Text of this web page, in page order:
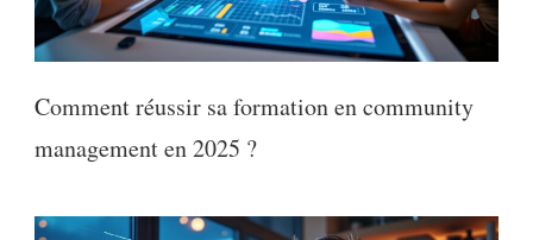
Comment réussir sa formation en community
management en 2025 ?